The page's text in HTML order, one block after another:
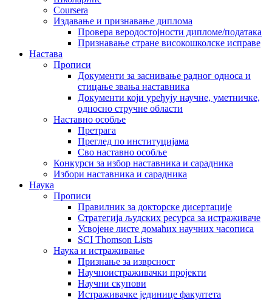
Coursera
Издавање и признавање диплома
Провера веродостојности дипломе/података
Признавање стране високошколске исправе
Настава
Прописи
Документи за заснивање радног односа и
стицање звања наставника
Документи који уређују научне, уметничке,
односно стручне области
Наставно особље
Претрага
Преглед по институцијама
Сво наставно особље
Конкурси за избор наставника и сарадника
Избори наставника и сарадника
Наука
Прописи
Правилник за докторске дисертације
Стратегија људских ресурса за истраживаче
Усвојене листе домаћих научних часописа
SCI Thomson Lists
Наука и истраживање
Признање за изврсност
Научноистраживачки пројекти
Научни скупови
Истраживачке јединице факултета